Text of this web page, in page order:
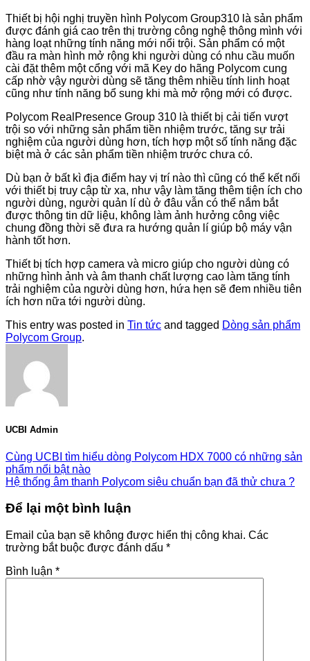
Thiết bị hội nghị truyền hình Polycom Group310 là sản phẩm
được đánh giá cao trên thị trường công nghệ thông mình với
hàng loạt những tính năng mới nổi trội. Sản phẩm có một
đầu ra màn hình mở rộng khi người dùng có nhu cầu muốn
cài đặt thêm một cổng với mã Key do hãng Polycom cung
cấp nhờ vậy người dùng sẽ tăng thêm nhiều tính linh hoạt
cũng như tính năng bổ sung khi mà mở rộng mới có được.
Polycom RealPresence Group 310 là thiết bị cải tiến vượt
trội so với những sản phẩm tiền nhiệm trước, tăng sự trải
nghiệm của người dùng hơn, tích hợp một số tính năng đặc
biệt mà ở các sản phẩm tiền nhiệm trước chưa có.
Dù bạn ở bất kì địa điểm hay vị trí nào thì cũng có thể kết nối
với thiết bị truy cập từ xa, như vậy làm tăng thêm tiện ích cho
người dùng, người quản lí dù ở đâu vẫn có thể nắm bắt
được thông tin dữ liệu, không làm ảnh hưởng công việc
chung đồng thời sẽ đưa ra hướng quản lí giúp bộ máy vận
hành tốt hơn.
Thiết bị tích hợp camera và micro giúp cho người dùng có
những hình ảnh và âm thanh chất lượng cao làm tăng tính
trải nghiệm của người dùng hơn, hứa hẹn sẽ đem nhiều tiên
ích hơn nữa tới người dùng.
This entry was posted in Tin tức and tagged Dòng sản phẩm
Polycom Group.
UCBI Admin
Cùng UCBI tìm hiểu dòng Polycom HDX 7000 có những sản
phẩm nổi bật nào
Hệ thống âm thanh Polycom siêu chuẩn bạn đã thử chưa ?
Để lại một bình luận
Email của bạn sẽ không được hiển thị công khai. Các
trường bắt buộc được đánh dấu *
Bình luận *